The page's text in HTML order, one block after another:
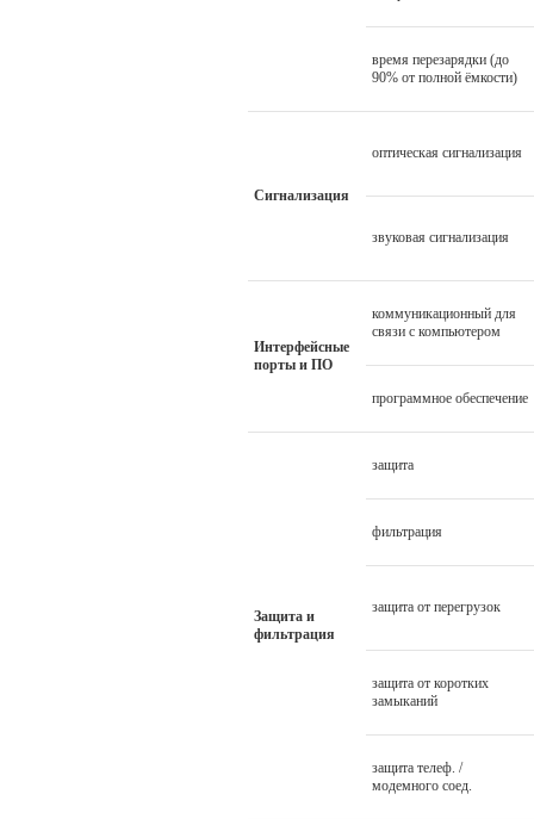
время перезарядки (до
90% от полной ёмкости)
Сигнализация
оптическая сигнализация
звуковая сигнализация
Интерфейсные
порты и ПО
коммуникационный для
связи с компьютером
программное обеспечение
Защита и
фильтрация
защита
фильтрация
защита от перегрузок
защита от коротких
замыканий
защита телеф. /
модемного соед.